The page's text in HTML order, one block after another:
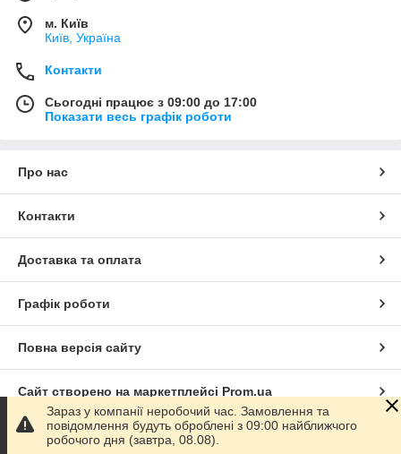
м. Київ
Київ, Україна
Контакти
Сьогодні працює з 09:00 до 17:00
Показати весь графік роботи
Про нас
Контакти
Доставка та оплата
Графік роботи
Повна версія сайту
Сайт створено на маркетплейсі Prom.ua
Політика конфіденційності
Зараз у компанії неробочий час. Замовлення та
повідомлення будуть оброблені з 09:00 найближчого
робочого дня (завтра, 08.08).